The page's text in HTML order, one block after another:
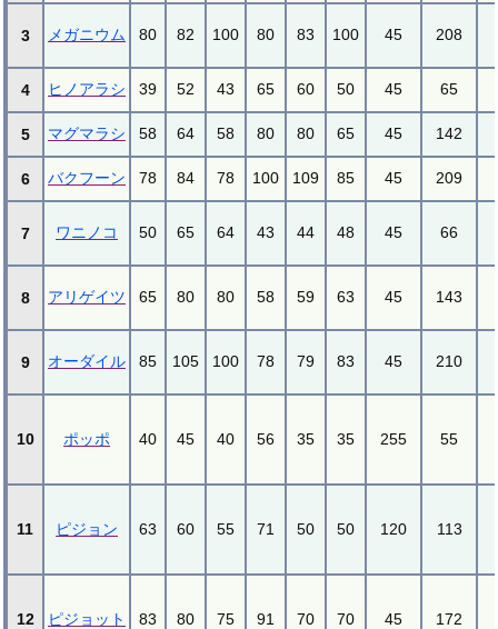
3 メガニウム 80 82 100 80 83 100 45 208
4 ヒノアラシ 39 52 43 65 60 50 45 65
5 マグマラシ 58 64 58 80 80 65 45 142
6 バクフーン 78 84 78 100 109 85 45 209
7 ワニノコ 50 65 64 43 44 48 45 66
8 アリゲイツ 65 80 80 58 59 63 45 143
9 オーダイル 85 105 100 78 79 83 45 210
10 ポッポ 40 45 40 56 35 35 255 55
11 ピジョン 63 60 55 71 50 50 120 113
12 ピジョット 83 80 75 91 70 70 45 172